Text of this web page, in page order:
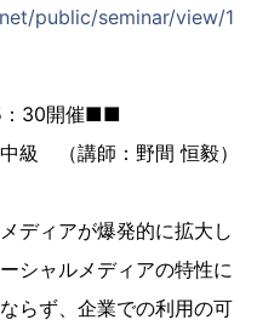
public/seminar/view/1
：30開催■■
級 （講師：野間 恒毅）
ディアが爆発的に拡大し
シャルメディアの特性に
らず、企業での利用の可